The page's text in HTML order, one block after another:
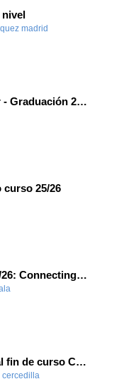
nivel
madrid
IES Clara Campoamor - Graduación 2º Bachillerato 25-26
curso 25/26
Ready, Steady, Go! 25/26: Connecting Cultures, Learning English
Desayuno intercultural fin de curso CEIP Vía Romana 25/26
cercedilla